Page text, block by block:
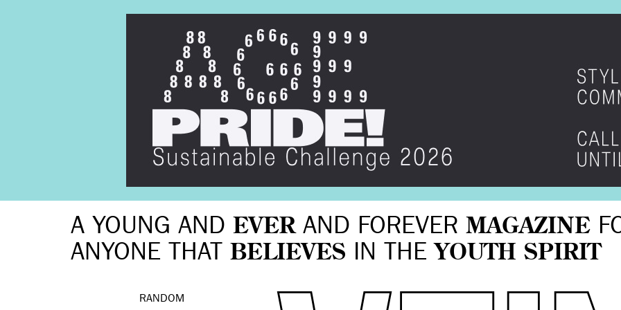
A YOUNG AND EVERAND FOREVER MAGAZINE
ANYONE THAT BELIEVES IN THE YOUTH SPIRIT
RANDOM